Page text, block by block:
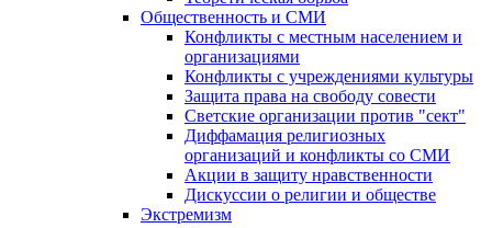
Общественность и СМИ
Конфликты с местным населением и
организациями
Конфликты с учреждениями культуры
Защита права на свободу совести
Светские организации против "сект"
Диффамация религиозных
организаций и конфликты со СМИ
Акции в защиту нравственности
Дискуссии о религии и обществе
Экстремизм